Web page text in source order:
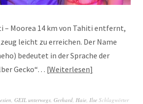
– Moorea 14 km von Tahiti entfernt,
leicht zu erreichen. Der Name
bedeutet in der Sprache der
Gecko“… Weiterlesen
GEIL unterwegs Gerhard Haie Ilse Schlagwörter